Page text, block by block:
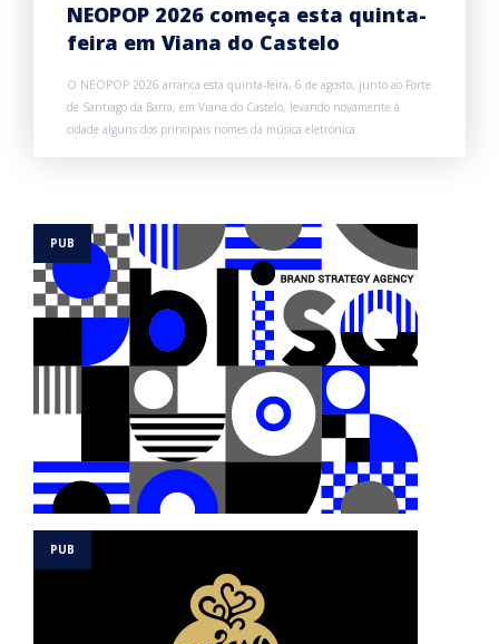
NEOPOP 2026 começa esta quinta-
feira em Viana do Castelo
O NEOPOP 2026 arranca esta quinta-feira, 6 de agosto, junto ao Forte
de Santiago da Barra, em Viana do Castelo, levando novamente à
cidade alguns dos principais nomes da música eletrónica.